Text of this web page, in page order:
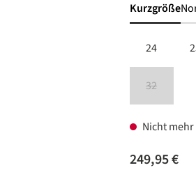
Kurzgröße
24
32
Nicht
249,95 €